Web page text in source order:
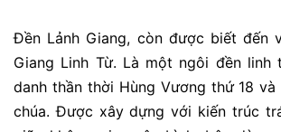
Đền Lảnh Giang, còn được biết đến
Giang Linh Từ. Là một ngôi đền linh
danh thần thời Hùng Vương thứ 18 và
chúa. Được xây dựng với kiến trúc